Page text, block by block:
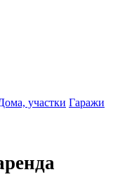
участки Гаражи